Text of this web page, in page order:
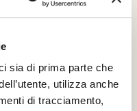
sia di prima parte che
utilizza anche
di tracciamento,
Luca Ciarla creates his
various ...